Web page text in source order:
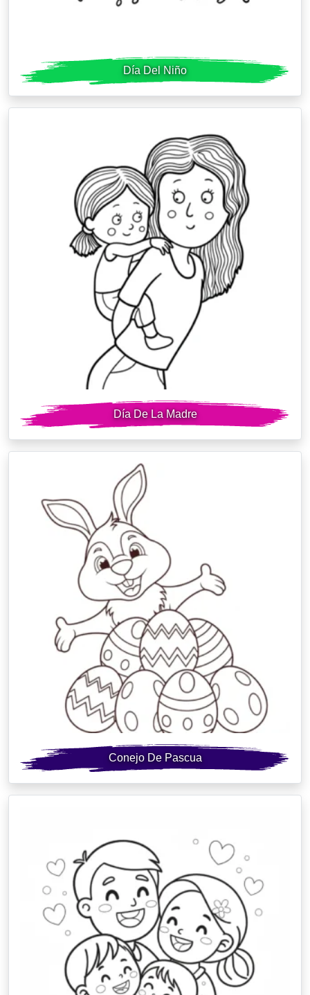
Día Del Niño
Día De La Madre
Conejo De Pascua